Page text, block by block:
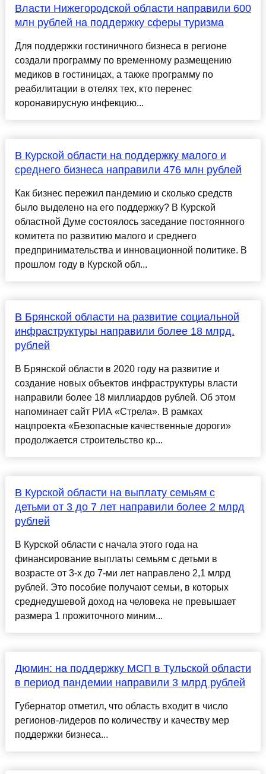
Власти Нижегородской области направили 600
млн рублей на поддержку сферы туризма
Для поддержки гостиничного бизнеса в регионе
создали программу по временному размещению
медиков в гостиницах, а также программу по
реабилитации в отелях тех, кто перенес
коронавирусную инфекцию...
В Курской области на поддержку малого и
среднего бизнеса направили 476 млн рублей
Как бизнес пережил пандемию и сколько средств
было выделено на его поддержку? В Курской
областной Думе состоялось заседание постоянного
комитета по развитию малого и среднего
предпринимательства и инновационной политике. В
прошлом году в Курской обл...
В Брянской области на развитие социальной
инфраструктуры направили более 18 млрд.
рублей
В Брянской области в 2020 году на развитие и
создание новых объектов инфраструктуры власти
направили более 18 миллиардов рублей. Об этом
напоминает сайт РИА «Стрела». В рамках
нацпроекта «Безопасные качественные дороги»
продолжается строительство кр...
В Курской области на выплату семьям с
детьми от 3 до 7 лет направили более 2 млрд
рублей
В Курской области с начала этого года на
финансирование выплаты семьям с детьми в
возрасте от 3-х до 7-ми лет направлено 2,1 млрд
рублей. Это пособие получают семьи, в которых
среднедушевой доход на человека не превышает
размера 1 прожиточного миним...
Дюмин: на поддержку МСП в Тульской области
в период пандемии направили 3 млрд рублей
Губернатор отметил, что область входит в число
регионов-лидеров по количеству и качеству мер
поддержки бизнеса...